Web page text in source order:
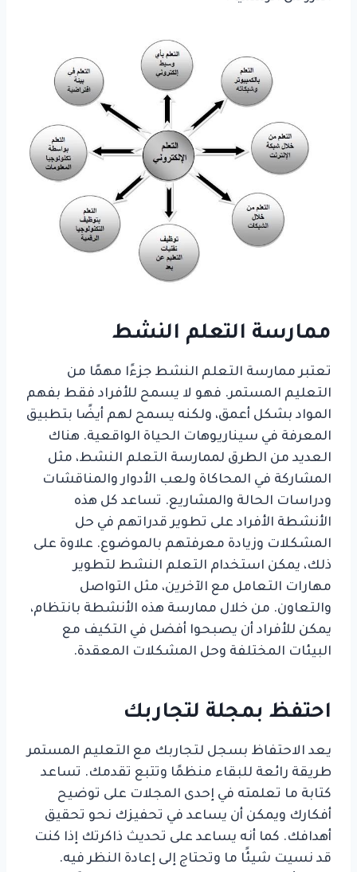
ممارسة التعلم النشط
تعتبر ممارسة التعلم النشط جزءًا مهمًا من
التعليم المستمر. فهو لا يسمح للأفراد فقط بفهم
المواد بشكل أعمق، ولكنه يسمح لهم أيضًا بتطبيق
المعرفة في سيناريوهات الحياة الواقعية. هناك
العديد من الطرق لممارسة التعلم النشط، مثل
المشاركة في المحاكاة ولعب الأدوار والمناقشات
ودراسات الحالة والمشاريع. تساعد كل هذه
الأنشطة الأفراد على تطوير قدراتهم في حل
المشكلات وزيادة معرفتهم بالموضوع. علاوة على
ذلك، يمكن استخدام التعلم النشط لتطوير
مهارات التعامل مع الآخرين، مثل التواصل
والتعاون. من خلال ممارسة هذه الأنشطة بانتظام،
يمكن للأفراد أن يصبحوا أفضل في التكيف مع
البيئات المختلفة وحل المشكلات المعقدة.
احتفظ بمجلة لتجاربك
يعد الاحتفاظ بسجل لتجاربك مع التعليم المستمر
طريقة رائعة للبقاء منظمًا وتتبع تقدمك. تساعد
كتابة ما تعلمته في إحدى المجلات على توضيح
أفكارك ويمكن أن يساعد في تحفيزك نحو تحقيق
أهدافك. كما أنه يساعد على تحديث ذاكرتك إذا كنت
قد نسيت شيئًا ما وتحتاج إلى إعادة النظر فيه.